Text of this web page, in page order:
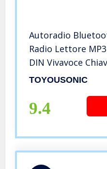
Autoradio
Radio Lettore
DIN Vivavoce
Display Orologio
Orologio/
USB
TOYOUSONIC
9.4